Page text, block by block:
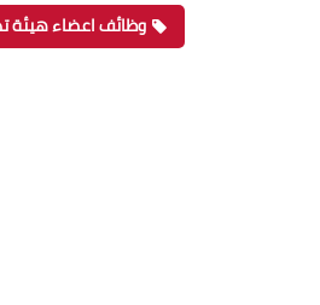
وظائف اعضاء هيئة